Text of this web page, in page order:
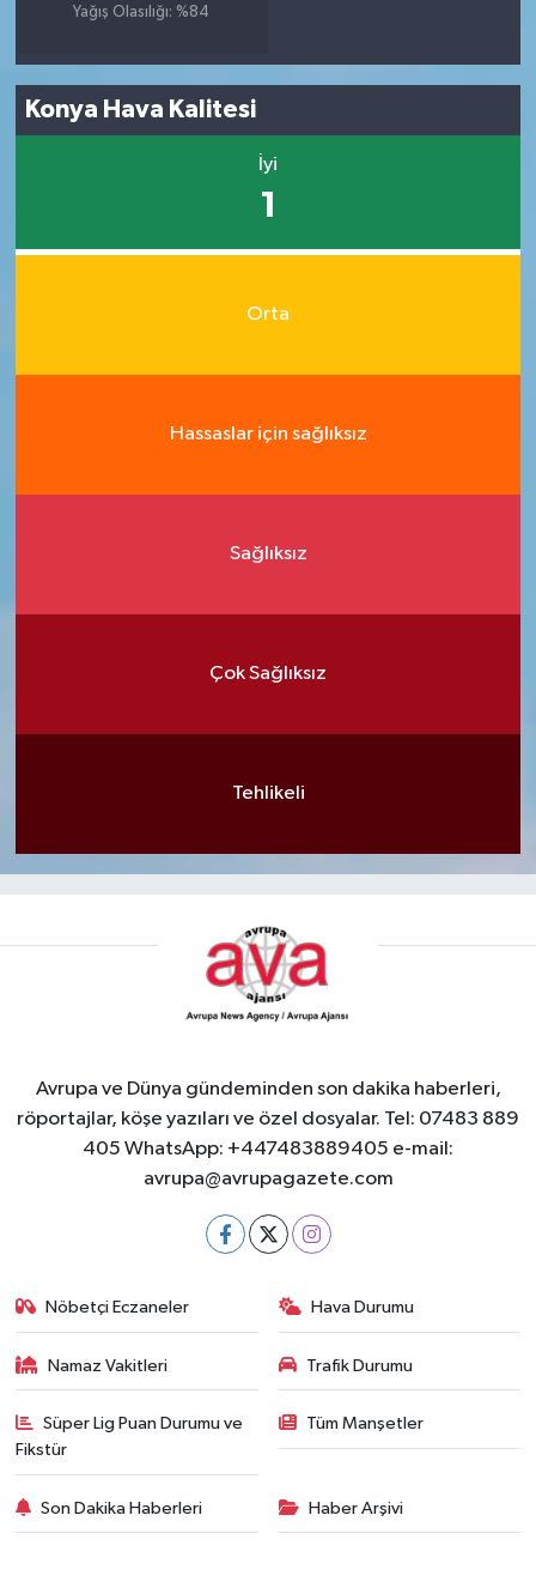
Yağış Olasılığı: %84
Konya Hava Kalitesi
İyi
1
Orta
Hassaslar için sağlıksız
Sağlıksız
Çok Sağlıksız
Tehlikeli
Avrupa ve Dünya gündeminden son dakika haberleri,
röportajlar, köşe yazıları ve özel dosyalar. Tel: 07483 889
405 WhatsApp: +447483889405 e-mail:
avrupa@avrupagazete.com
Nöbetçi Eczaneler Hava Durumu
Namaz Vakitleri Trafik Durumu
Süper Lig Puan Durumu ve
Fikstür
Tüm Manşetler
Son Dakika Haberleri Haber Arşivi